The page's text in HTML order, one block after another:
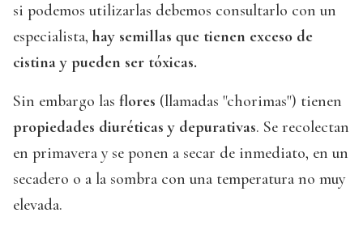
si podemos utilizarlas debemos consultarlo con un
especialista, hay semillas que tienen exceso de
cistina y pueden ser tóxicas.
Sin embargo las flores (llamadas "chorimas") tienen
propiedades diuréticas y depurativas. Se recolectan
en primavera y se ponen a secar de inmediato, en un
secadero o a la sombra con una temperatura no muy
elevada.